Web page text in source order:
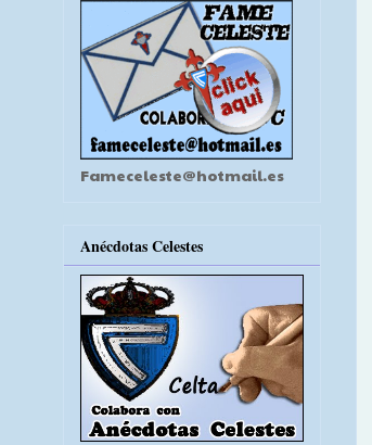
Fameceleste@hotmail.es
Anécdotas Celestes